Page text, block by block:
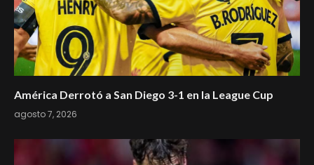
América Derrotó a San Diego 3-1 en la League Cup
agosto 7, 2026